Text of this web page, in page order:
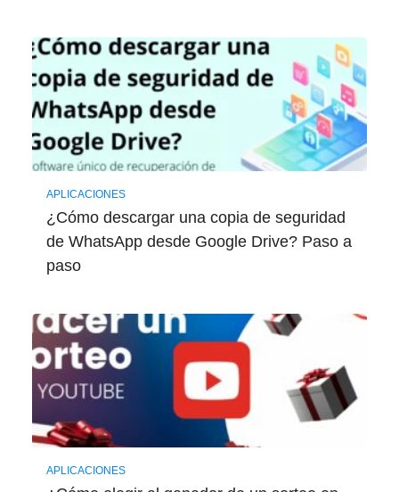
APLICACIONES
¿Cómo descargar una copia de seguridad
de WhatsApp desde Google Drive? Paso a
paso
APLICACIONES